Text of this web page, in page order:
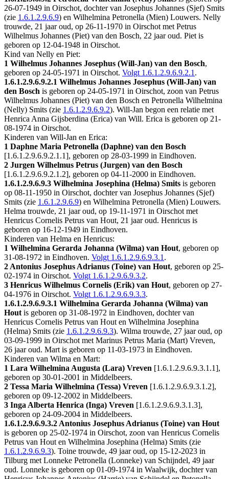
26-07-1949 in Oirschot, dochter van Josephus Johannes (Sjef) Smits
(zie 1.6.1.2.9.6.9) en Wilhelmina Petronella (Mien) Louwers. Nelly
trouwde, 21 jaar oud, op 26-11-1970 in Oirschot met Petrus
Wilhelmus Johannes (Piet) van den Bosch, 22 jaar oud. Piet is
geboren op 12-04-1948 in Oirschot.
Kind van Nelly en Piet:
1 Wilhelmus Johannes Josephus (Will-Jan) van den Bosch,
geboren op 24-05-1971 in Oirschot. Volgt 1.6.1.2.9.6.9.2.1 .
1.6.1.2.9.6.9.2.1 Wilhelmus Johannes Josephus (Will-Jan) van
den Bosch is geboren op 24-05-1971 in Oirschot, zoon van Petrus
Wilhelmus Johannes (Piet) van den Bosch en Petronella Wilhelmina
(Nelly) Smits (zie 1.6.1.2.9.6.9.2). Will-Jan begon een relatie met
Henrica Anna Gijsberdina (Erica) van Will. Erica is geboren op 21-
08-1974 in Oirschot.
Kinderen van Will-Jan en Erica:
1 Daphne Maria Petronella (Daphne) van den Bosch
[1.6.1.2.9.6.9.2.1.1], geboren op 28-03-1999 in Eindhoven.
2 Jurgen Wilhelmus Petrus (Jurgen) van den Bosch
[1.6.1.2.9.6.9.2.1.2], geboren op 04-11-2000 in Eindhoven.
1.6.1.2.9.6.9.3 Wilhelmina Josephina (Helma) Smits is geboren
op 08-11-1950 in Oirschot, dochter van Josephus Johannes (Sjef)
Smits (zie 1.6.1.2.9.6.9) en Wilhelmina Petronella (Mien) Louwers.
Helma trouwde, 21 jaar oud, op 19-11-1971 in Oirschot met
Henricus Cornelis Petrus van Hout, 21 jaar oud. Henricus is
geboren op 16-12-1949 in Eindhoven.
Kinderen van Helma en Henricus:
1 Wilhelmina Gerarda Johanna (Wilma) van Hout, geboren op
31-08-1972 in Eindhoven. Volgt 1.6.1.2.9.6.9.3.1 .
2 Antonius Josephus Adrianus (Toine) van Hout, geboren op 25-
02-1974 in Oirschot. Volgt 1.6.1.2.9.6.9.3.2.
3 Henricus Wilhelmus Cornelis (Erik) van Hout, geboren op 27-
04-1976 in Oirschot. Volgt 1.6.1.2.9.6.9.3.3.
1.6.1.2.9.6.9.3.1 Wilhelmina Gerarda Johanna (Wilma) van
Hout is geboren op 31-08-1972 in Eindhoven, dochter van
Henricus Cornelis Petrus van Hout en Wilhelmina Josephina
(Helma) Smits (zie 1.6.1.2.9.6.9.3). Wilma trouwde, 27 jaar oud, op
03-09-1999 in Oirschot met Marinus Petrus Maria (Mart) Vreven,
26 jaar oud. Mart is geboren op 11-03-1973 in Eindhoven.
Kinderen van Wilma en Mart:
1 Lara Wilhelmina Augusta (Lara) Vreven [1.6.1.2.9.6.9.3.1.1],
geboren op 30-01-2001 in Middelbeers.
2 Tessa Maria Wilhelmina (Tessa) Vreven [1.6.1.2.9.6.9.3.1.2],
geboren op 09-12-2002 in Middelbeers.
3 Inga Alberta Henrica (Inga) Vreven [1.6.1.2.9.6.9.3.1.3],
geboren op 24-09-2004 in Middelbeers.
1.6.1.2.9.6.9.3.2 Antonius Josephus Adrianus (Toine) van Hout
is geboren op 25-02-1974 in Oirschot, zoon van Henricus Cornelis
Petrus van Hout en Wilhelmina Josephina (Helma) Smits (zie
1.6.1.2.9.6.9.3). Toine trouwde, 49 jaar oud, op 15-12-2023 in
Tilburg met Lonneke Petronella (Lonneke) van Schijndel, 49 jaar
oud. Lonneke is geboren op 01-09-1974 in Waalwijk, dochter van